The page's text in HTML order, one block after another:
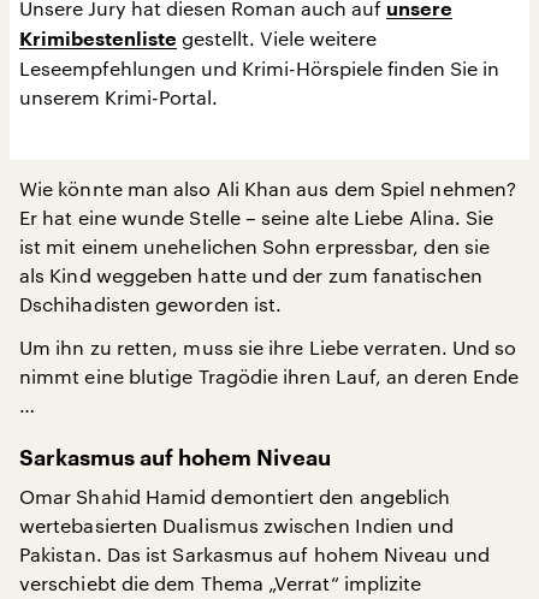
Unsere Jury hat diesen Roman auch auf unsere
Krimibestenliste gestellt. Viele weitere
Leseempfehlungen und Krimi-Hörspiele finden Sie in
unserem Krimi-Portal.
Wie könnte man also Ali Khan aus dem Spiel nehmen?
Er hat eine wunde Stelle – seine alte Liebe Alina. Sie
ist mit einem unehelichen Sohn erpressbar, den sie
als Kind weggeben hatte und der zum fanatischen
Dschihadisten geworden ist.
Um ihn zu retten, muss sie ihre Liebe verraten. Und so
nimmt eine blutige Tragödie ihren Lauf, an deren Ende
…
Sarkasmus auf hohem Niveau
Omar Shahid Hamid demontiert den angeblich
wertebasierten Dualismus zwischen Indien und
Pakistan. Das ist Sarkasmus auf hohem Niveau und
verschiebt die dem Thema „Verrat“ implizite